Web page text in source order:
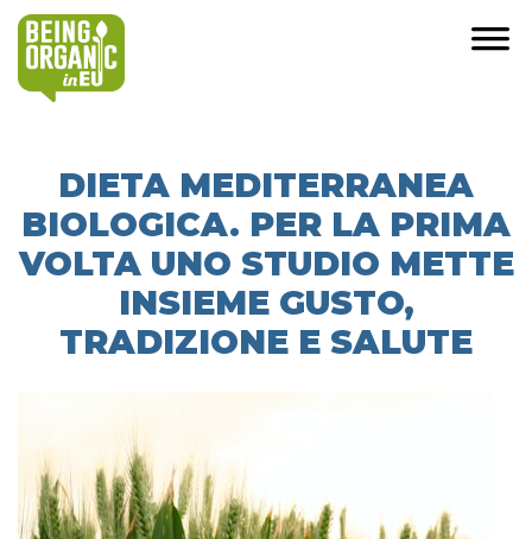
DIETA MEDITERRANEA
BIOLOGICA. PER LA PRIMA
VOLTA UNO STUDIO METTE
INSIEME GUSTO,
TRADIZIONE E SALUTE